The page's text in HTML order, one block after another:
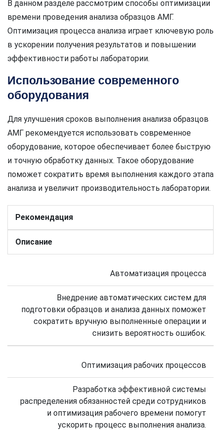
В данном разделе рассмотрим способы оптимизации
времени проведения анализа образцов АМГ.
Оптимизация процесса анализа играет ключевую роль
в ускорении получения результатов и повышении
эффективности работы лаборатории.
Использование современного
оборудования
Для улучшения сроков выполнения анализа образцов
АМГ рекомендуется использовать современное
оборудование, которое обеспечивает более быструю
и точную обработку данных. Такое оборудование
поможет сократить время выполнения каждого этапа
анализа и увеличит производительность лаборатории.
Рекомендация
Описание
Автоматизация процесса
Внедрение автоматических систем для
подготовки образцов и анализа данных поможет
сократить вручную выполненные операции и
снизить вероятность ошибок.
Оптимизация рабочих процессов
Разработка эффективной системы
распределения обязанностей среди сотрудников
и оптимизация рабочего времени помогут
ускорить процесс выполнения анализа.